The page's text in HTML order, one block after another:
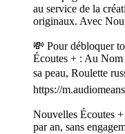
au service de la
originaux. Avec
💸 Pour débloquer
Écoutes + : Au
sa peau, Roulette
https://
Nouvelles Écoutes
par an, sans